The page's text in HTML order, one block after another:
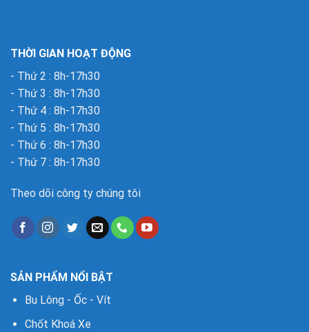
THỜI GIAN HOẠT ĐỘNG
- Thứ 2 : 8h-17h30
- Thứ 3 : 8h-17h30
- Thứ 4 : 8h-17h30
- Thứ 5 : 8h-17h30
- Thứ 6 : 8h-17h30
- Thứ 7 : 8h-17h30
Theo dõi công ty chúng tôi
SẢN PHẨM NỔI BẬT
Bu Lông - Ốc - Vít
Chốt Khoá Xe